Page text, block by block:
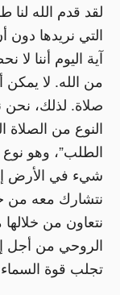
لقد قدم الله
التي نريدها
آية اليوم أننا لا
من الله. لا
صلاة. لذلك،
النوع من الصلاة
الطلب”، وهو نوع
شيء في الأرض
نتشارك معه من
نتعاون من
الروحي من أجل
تجلب قوة